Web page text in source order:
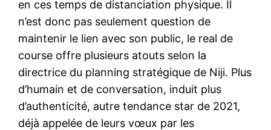
en ces temps de distanciation physique. Il
n’est donc pas seulement question de
maintenir le lien avec son public, le real de
course offre plusieurs atouts selon la
directrice du planning stratégique de Niji. Plus
d’humain et de conversation, induit plus
d’authenticité, autre tendance star de 2021,
déjà appelée de leurs vœux par les